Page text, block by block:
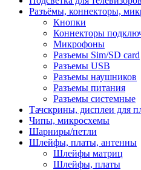
Разъёмы, коннекторы,
Кнопки
Коннекторы
Микрофоны
Разъемы Sim/SD card
Разъемы USB
Разъемы наушников
Разъемы питания
Разъемы системные
Тачскрины, дисплеи для
Чипы, микросхемы
Шарниры/петли
Шлейфы, платы, антенны
Шлейфы матриц
Шлейфы, платы